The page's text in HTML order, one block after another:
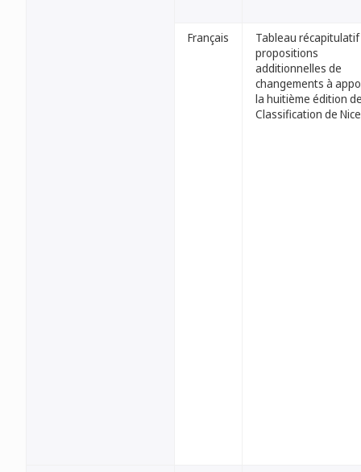
Français
Tableau
propositions
additionnelles de
changements à
la huitième édition
Classification de Nice